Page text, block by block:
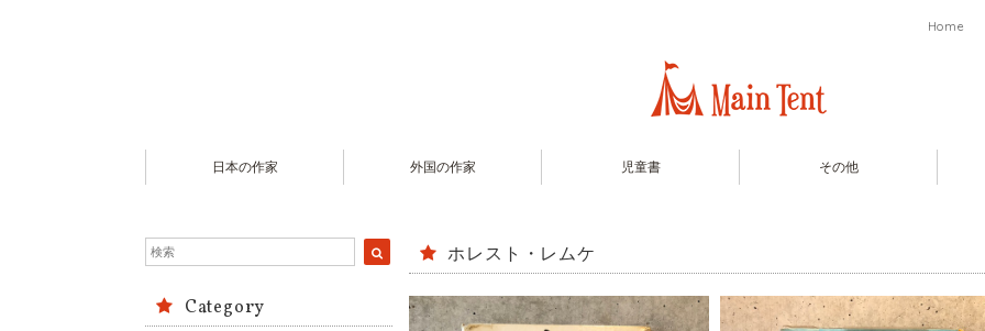
Home
日本の作家 外国の作家 児童書 その他
Category
ホレスト・レムケ